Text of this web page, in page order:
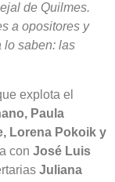
de Quilmes.
a opositores y
lo saben: las
explota el
Paula
Lorena Pokoik y
con José Luis
Juliana